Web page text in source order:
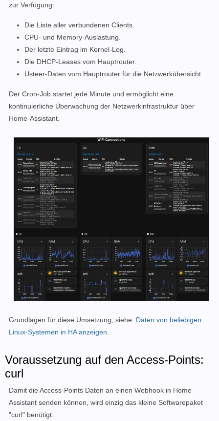
zur Verfügung:
Die Liste aller verbundenen Clients.
CPU- und Memory-Auslastung.
Der letzte Eintrag im Kernel-Log.
Die DHCP-Leases vom Hauptrouter.
Usteer-Daten vom Hauptrouter für die Netzwerkübersicht.
Der Cron-Job startet jede Minute und ermöglicht eine
kontinuierliche Überwachung der Netzwerkinfrastruktur über
Home-Assistant.
Grundlagen für diese Umsetzung, siehe: Daten von beliebigen
Linux-Systemen in HA anzeigen.
Voraussetzung auf den Access-Points:
curl
Damit die Access-Points Daten an einen Webhook in Home
Assistant senden können, wird einzig das kleine Softwarepaket
"curl" benötigt: